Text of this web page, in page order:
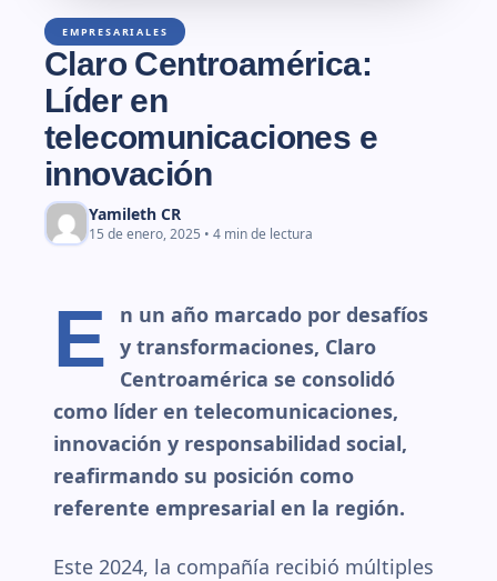
EMPRESARIALES
Claro Centroamérica:
Líder en
telecomunicaciones e
innovación
Yamileth CR
15 de enero, 2025 • 4 min de lectura
E
n un año marcado por desafíos
y transformaciones, Claro
Centroamérica se consolidó
como líder en telecomunicaciones,
innovación y responsabilidad social,
reafirmando su posición como
referente empresarial en la región.
Este 2024, la compañía recibió múltiples